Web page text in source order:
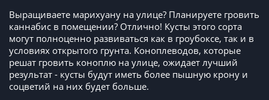
Выращиваете марихуану на улице? Планируете гровить
каннабис в помещении? Отлично! Кусты этого сорта
могут полноценно развиваться как в гроубоксе, так и в
условиях открытого грунта. Коноплеводов, которые
решат гровить коноплю на улице, ожидает лучший
результат - кусты будут иметь более пышную крону и
соцветий на них будет больше.